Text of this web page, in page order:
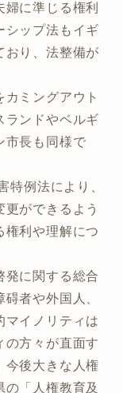
に準じる権利
シップ法もイギ
おり、法整備が
ミングアウト
ランドやベルギ
市長も同様で
特例法により、
ができるよう
権利や理解につ
発に関する総合
者や外国人、
マイノリティは
の方々が直面す
今後大きな人権
「人権教育及